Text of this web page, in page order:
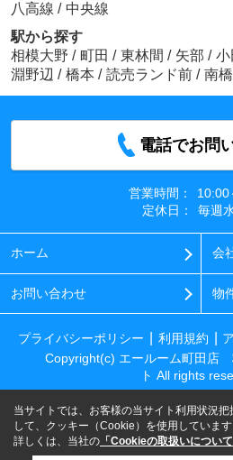
八高線 / 中央線
駅から探す
相模大野 / 町田 / 東林間 / 矢部 / 小
淵野辺 / 橋本 / 読売ランド前 / 南
電話でお問
営業時間：
10:00
定休日：
毎週
ホーム 会
お問い合わせ 物
プライバシーポリシー 利用規約
Copyright(c) エールーム町田店
ト All rights
当サイトでは、お客様の当サイト利用状況
して、クッキー（Cookie）を使用しています
詳しくは、当社の 「Cookieの取扱いについて